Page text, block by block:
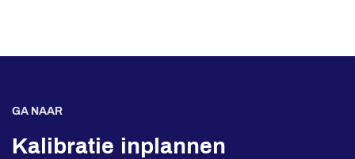
GA NAAR
Kalibratie inplannen